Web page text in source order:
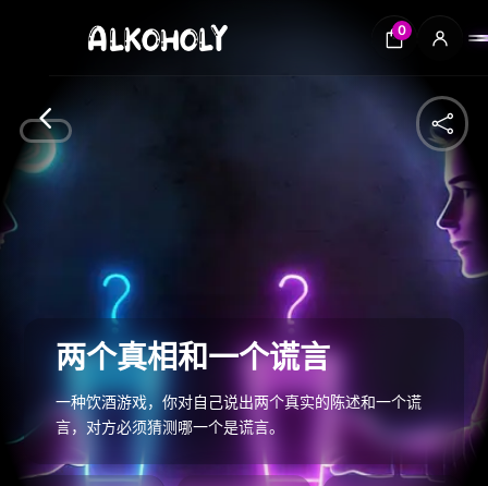
0
4 
两个真相和一个谎言
一种饮酒游戏，你对自己说出两个真实的陈述和一个谎
言，对方必须猜测哪一个是谎言。